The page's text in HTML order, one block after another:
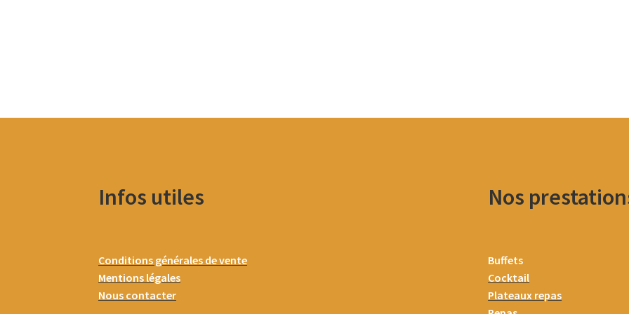
Infos utiles
Conditions générales de vente
Mentions légales
Nous contacter
Nos
Buffets
Cocktail
Plateaux repas